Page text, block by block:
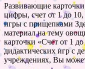
Развивающие
цифры, счет от 1 до
игры с прищепками
материал на тему
карточки «Счет от 1
дидактических игр с
учреждениях, Вы